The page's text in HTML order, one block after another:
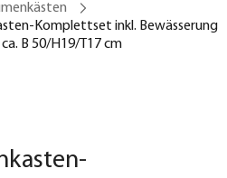
Komplettset inkl. Bewässerung
B 50/H19/T17 cm